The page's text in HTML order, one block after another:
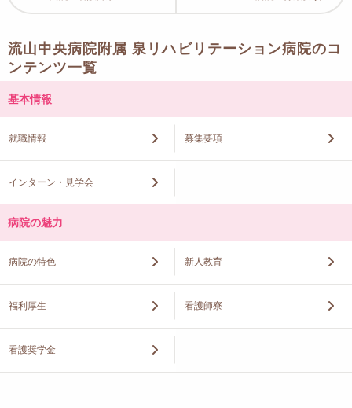
流山中央病院附属 泉リハビリテーション病院のコ
ンテンツ一覧
基本情報
就職情報 募集要項
インターン・見学会
病院の魅力
病院の特色 新人教育
福利厚生 看護師寮
看護奨学金